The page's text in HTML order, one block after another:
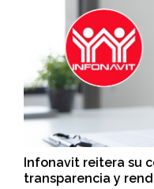
Infonavit reitera su
transparencia y